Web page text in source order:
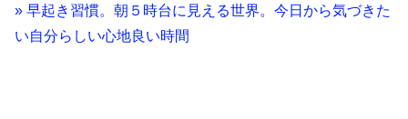
» 早起き習慣。朝５時台に見える世界。今日から気づきた
い自分らしい心地良い時間